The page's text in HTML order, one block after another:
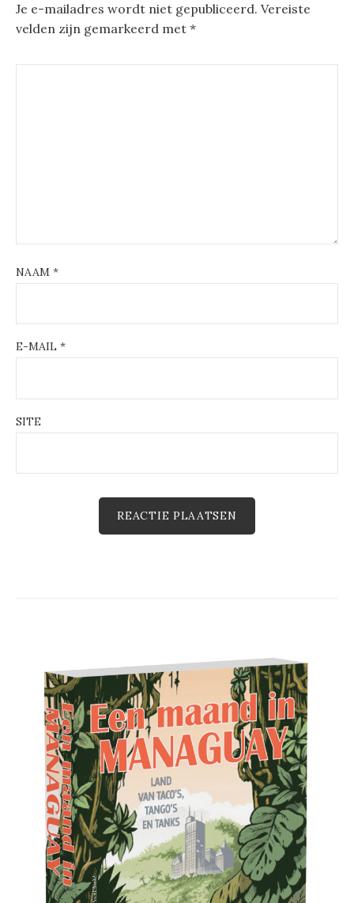
Je e-mailadres wordt niet gepubliceerd. Vereiste
velden zijn gemarkeerd met *
NAAM *
E-MAIL *
SITE